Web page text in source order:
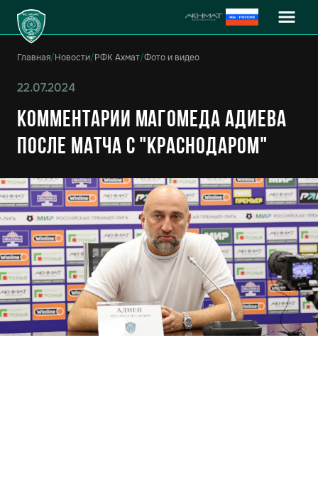
Главная/Новости/РФК Ахмат/Фото и видео
22.07.2024
Комментарии Магомеда Адиева
после матча с "Краснодаром"